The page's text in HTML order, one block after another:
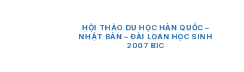
HỘI THẢO DU HỌC HÀN QUỐC –
NHẬT BẢN – ĐÀI LOAN HỌC SINH
2007 BIC